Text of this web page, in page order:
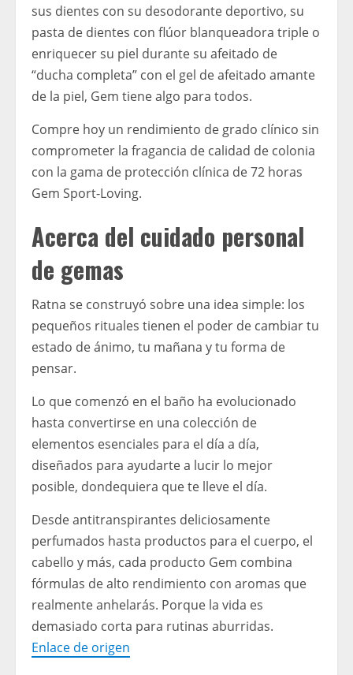
sus dientes con su desodorante deportivo, su
pasta de dientes con flúor blanqueadora triple o
enriquecer su piel durante su afeitado de
“ducha completa” con el gel de afeitado amante
de la piel, Gem tiene algo para todos.
Compre hoy un rendimiento de grado clínico sin
comprometer la fragancia de calidad de colonia
con la gama de protección clínica de 72 horas
Gem Sport-Loving.
Acerca del cuidado personal
de gemas
Ratna se construyó sobre una idea simple: los
pequeños rituales tienen el poder de cambiar tu
estado de ánimo, tu mañana y tu forma de
pensar.
Lo que comenzó en el baño ha evolucionado
hasta convertirse en una colección de
elementos esenciales para el día a día,
diseñados para ayudarte a lucir lo mejor
posible, dondequiera que te lleve el día.
Desde antitranspirantes deliciosamente
perfumados hasta productos para el cuerpo, el
cabello y más, cada producto Gem combina
fórmulas de alto rendimiento con aromas que
realmente anhelarás. Porque la vida es
demasiado corta para rutinas aburridas.
Enlace de origen